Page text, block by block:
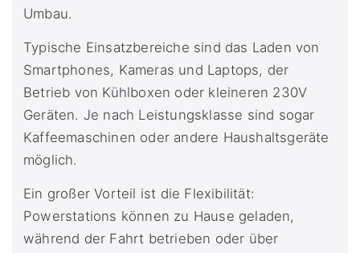
Umbau.
Typische Einsatzbereiche sind das Laden von
Smartphones, Kameras und Laptops, der
Betrieb von Kühlboxen oder kleineren 230V
Geräten. Je nach Leistungsklasse sind sogar
Kaffeemaschinen oder andere Haushaltsgeräte
möglich.
Ein großer Vorteil ist die Flexibilität:
Powerstations können zu Hause geladen,
während der Fahrt betrieben oder über